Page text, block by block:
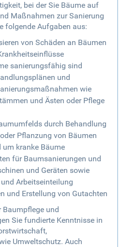
bei der Sie Bäume auf
Maßnahmen zur Sanierung
folgende Aufgaben aus:
von Schäden an Bäumen
sanierungsfähig sind
und
wie
und Ästen oder Pflege
durch Behandlung
Pflanzung von Bäumen
um kranke Bäume
für Baumsanierungen und
und Geräten sowie
Arbeitseinteilung
und Erstellung von Gutachten
und
Sie fundierte Kenntnisse in
Umweltschutz. Auch